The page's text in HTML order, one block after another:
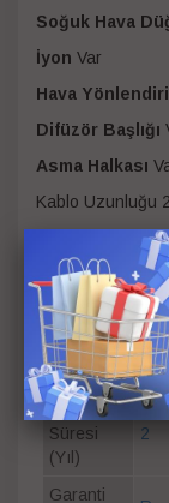
Soğuk Hava
İyon Var
Hava
Difüzör Başlığı
Asma Halkası
Kablo Uzunluğu
Kablo Sarma
Üretim Yeri
Güç
Renk
Garanti
Süresi
(Yıl)
2
Garanti